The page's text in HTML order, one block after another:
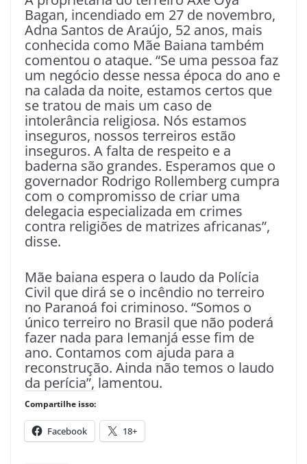
Bagan, incendiado em 27 de novembro,
Adna Santos de Araújo, 52 anos, mais
conhecida como Mãe Baiana também
comentou o ataque. “Se uma pessoa faz
um negócio desse nessa época do ano e
na calada da noite, estamos certos que
se tratou de mais um caso de
intolerância religiosa. Nós estamos
inseguros, nossos terreiros estão
inseguros. A falta de respeito e a
baderna são grandes. Esperamos que o
governador Rodrigo Rollemberg cumpra
com o compromisso de criar uma
delegacia especializada em crimes
contra religiões de matrizes africanas”,
disse.
Mãe baiana espera o laudo da Polícia
Civil que dirá se o incêndio no terreiro
no Paranoá foi criminoso. “Somos o
único terreiro no Brasil que não poderá
fazer nada para Iemanjá esse fim de
ano. Contamos com ajuda para a
reconstrução. Ainda não temos o laudo
da perícia”, lamentou.
Compartilhe isso:
Facebook 18+